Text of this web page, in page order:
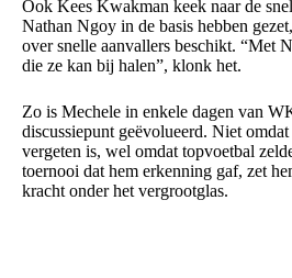
Ook Kees Kwakman keek naar de
Nathan Ngoy in de basis hebben
over snelle aanvallers beschikt. “Met
die ze kan bij halen”, klonk het.
Zo is Mechele in enkele dagen van
discussiepunt geëvolueerd. Niet
vergeten is, wel omdat topvoetbal
toernooi dat hem erkenning gaf, zet
kracht onder het vergrootglas.